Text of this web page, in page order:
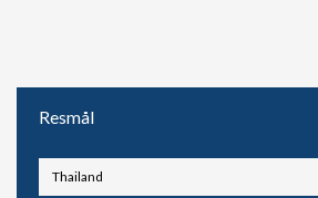
Resmål